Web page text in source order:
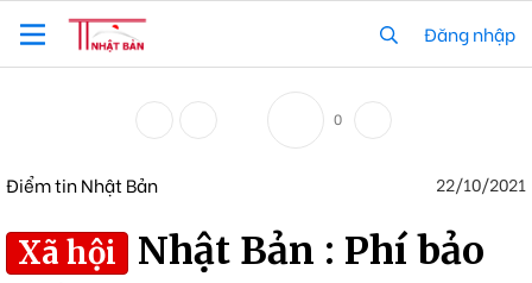
Đăng nhập
0
Điểm tin Nhật Bản 22/10/2021
Xã hội
Nhật Bản : Phí bảo